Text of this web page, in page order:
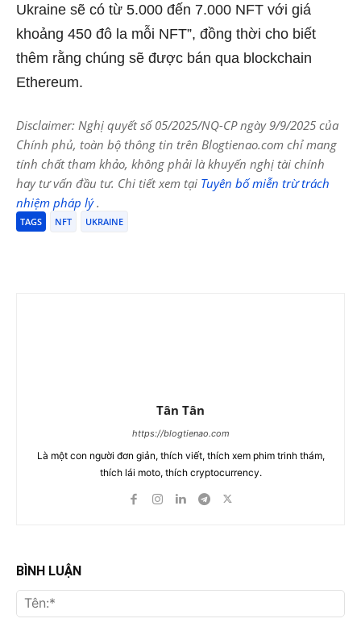
Ukraine sẽ có từ 5.000 đến 7.000 NFT với giá
khoảng 450 đô la mỗi NFT”, đồng thời cho biết
thêm rằng chúng sẽ được bán qua blockchain
Ethereum.
Disclaimer: Nghị quyết số 05/2025/NQ-CP ngày 9/9/2025 của
Chính phủ, toàn bộ thông tin trên Blogtienao.com chỉ mang
tính chất tham khảo, không phải là khuyến nghị tài chính
hay tư vấn đầu tư. Chi tiết xem tại Tuyên bố miễn trừ trách
nhiệm pháp lý.
TAGS NFT UKRAINE
Tân Tân
https://blogtienao.com
Là một con người đơn giản, thích viết, thích xem phim trinh thám,
thích lái moto, thích cryptocurrency.
BÌNH LUẬN